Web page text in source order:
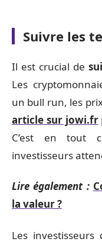
Suivre les
Il est crucial de
Les
un bull run, les
article sur jowi.fr
C’est en tout
investisseurs
Lire également :
la valeur ?
Les